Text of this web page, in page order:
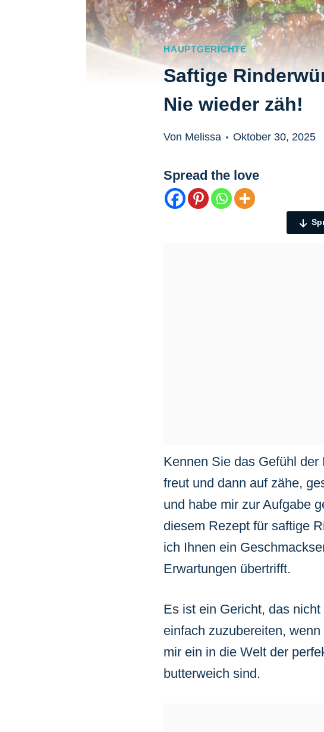
HAUPTGERICHTE
Saftige
Nie wieder zäh!
Von Melissa Oktober 30, 2025
Spread the love
Kennen Sie das Gefühl
freut und dann auf zähe,
und habe mir zur Aufgabe
diesem Rezept für saftige
ich Ihnen ein
Erwartungen übertrifft.
Es ist ein Gericht, das
einfach zuzubereiten,
mir ein in die Welt der
butterweich sind.